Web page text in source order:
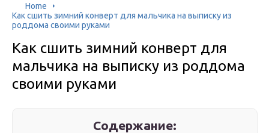
Home
Как сшить зимний конверт для мальчика на выписку из
роддома своими руками
Как сшить зимний конверт для
мальчика на выписку из роддома
своими руками
Содержание: